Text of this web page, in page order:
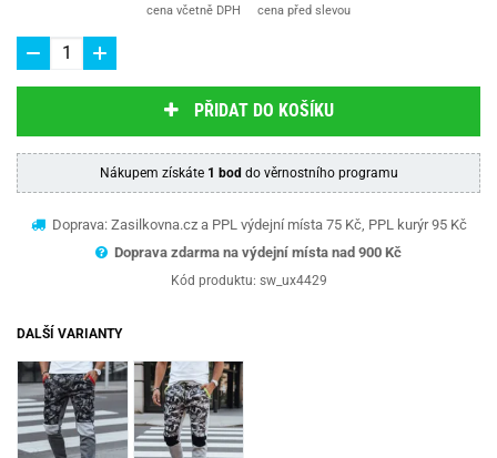
cena včetně DPH cena před slevou
PŘIDAT DO KOŠÍKU
Nákupem získáte 1 bod do věrnostního programu
Doprava: Zasilkovna.cz a PPL výdejní místa 75 Kč, PPL kurýr 95 Kč
Doprava zdarma na výdejní místa nad 900 Kč
Kód produktu: sw_ux4429
DALŠÍ VARIANTY